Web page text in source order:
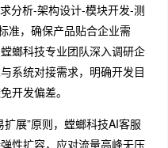
分析-架构设计-模块开发-测
准，确保产品贴合企业需
螂科技专业团队深入调研企
系统对接需求，明确开发目
开发偏差。
展”原则，螳螂科技AI客服
性扩容，应对流量高峰无压